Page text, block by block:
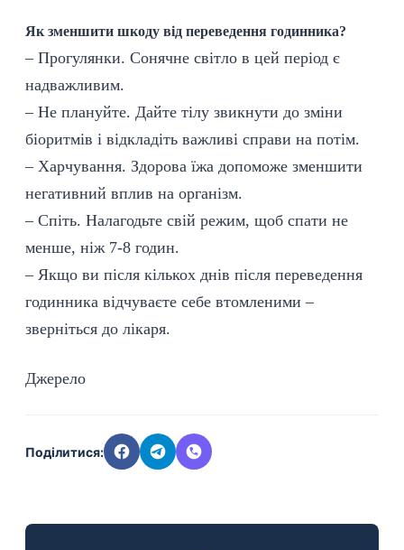
Як зменшити шкоду від переведення годинника?
– Прогулянки. Сонячне світло в цей період є
надважливим.
– Не плануйте. Дайте тілу звикнути до зміни
біоритмів і відкладіть важливі справи на потім.
– Харчування. Здорова їжа допоможе зменшити
негативний вплив на організм.
– Спіть. Налагодьте свій режим, щоб спати не
менше, ніж 7-8 годин.
– Якщо ви після кількох днів після переведення
годинника відчуваєте себе втомленими –
зверніться до лікаря.
Джерело
Поділитися: